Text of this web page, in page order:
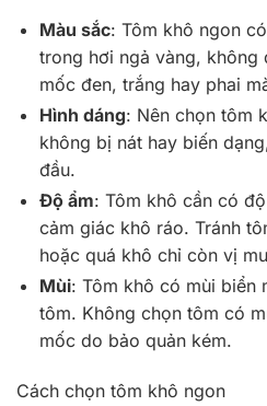
Màu sắc: Tôm khô ngon
trong hơi ngả vàng, không
mốc đen, trắng hay phai
Hình dáng: Nên chọn tôm
không bị nát hay biến
đầu.
Độ ẩm: Tôm khô cần có
cảm giác khô ráo. Tránh
hoặc quá khô chỉ còn vị
Mùi: Tôm khô có mùi biển
tôm. Không chọn tôm có
mốc do bảo quản kém.
Cách chọn tôm khô ngon